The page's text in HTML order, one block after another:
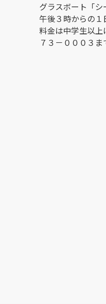
グラスボート「
午後３時からの１
料金は中学生以
７３－０００３ま